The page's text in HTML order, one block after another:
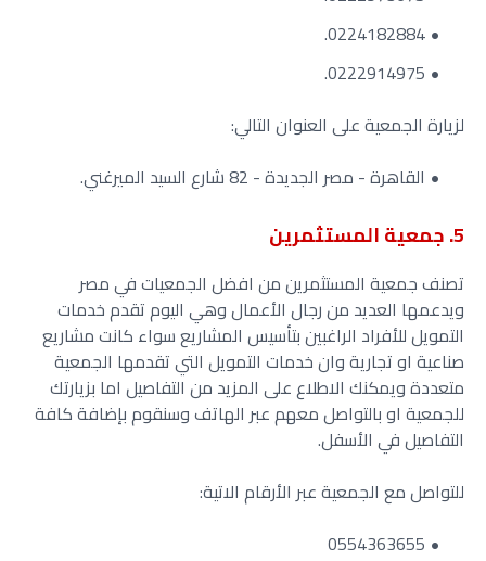
0224182884.
0222914975.
لزيارة الجمعية على العنوان التالي:
القاهرة - مصر الجديدة - 82 شارع السيد الميرغني.
5. جمعية المستثمرين
تصنف جمعية المستثمرين من افضل الجمعيات في مصر
ويدعمها العديد من رجال الأعمال وهي اليوم تقدم خدمات
التمويل للأفراد الراغبين بتأسيس المشاريع سواء كانت مشاريع
صناعية او تجارية وان خدمات التمويل التي تقدمها الجمعية
متعددة ويمكنك الاطلاع على المزيد من التفاصيل اما بزيارتك
للجمعية او بالتواصل معهم عبر الهاتف وسنقوم بإضافة كافة
التفاصيل في الأسفل.
للتواصل مع الجمعية عبر الأرقام الاتية:
0554363655